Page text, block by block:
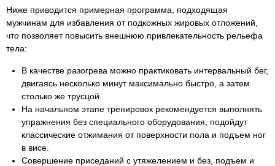
Ниже приводится примерная программа, подходящая
мужчинам для избавления от подкожных жировых отложений,
что позволяет повысить внешнюю привлекательность рельефа
тела:
В качестве разогрева можно практиковать интервальный бег,
двигаясь несколько минут максимально быстро, а затем
столько же трусцой.
На начальном этапе тренировок рекомендуется выполнять
упражнения без специального оборудования, подойдут
классические отжимания от поверхности пола и подъем ног
в висе.
Совершение приседаний с утяжелением и без, подъем и